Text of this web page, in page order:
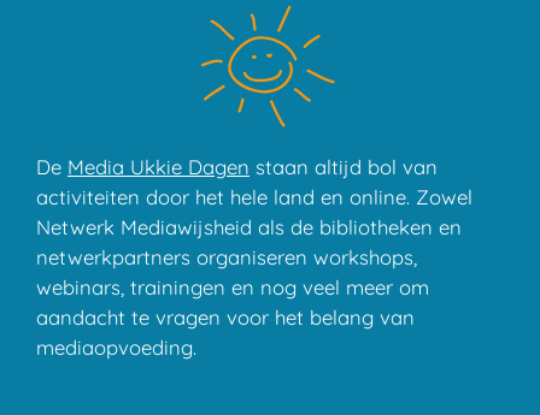
De Media Ukkie Dagen staan altijd bol van
activiteiten door het hele land en online. Zowel
Netwerk Mediawijsheid als de bibliotheken en
netwerkpartners organiseren workshops,
webinars, trainingen en nog veel meer om
aandacht te vragen voor het belang van
mediaopvoeding.